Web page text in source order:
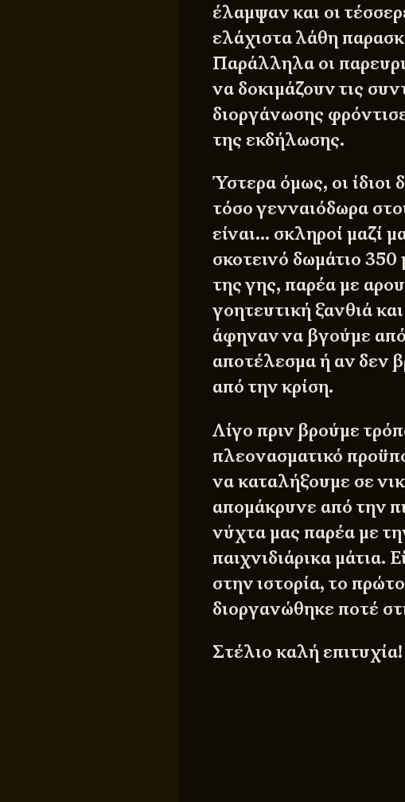
έλαμψαν και οι
ελάχιστα λάθη
Παράλληλα οι
να δοκιμάζουν τις
διοργάνωσης
της εκδήλωσης.
Ύστερα όμως, οι ίδιοι
τόσο γενναιόδωρα
είναι… σκληροί μαζί
σκοτεινό δωμάτιο
της γης, παρέα με
γοητευτική ξανθιά
άφηναν να βγούμε
αποτέλεσμα ή αν δεν
από την κρίση.
Λίγο πριν βρούμε
πλεονασματικό
να καταλήξουμε σε
απομάκρυνε από την
νύχτα μας παρέα με
παιχνιδιάρικα μάτια.
στην ιστορία, το
διοργανώθηκε ποτέ
Στέλιο καλή επιτυχία!